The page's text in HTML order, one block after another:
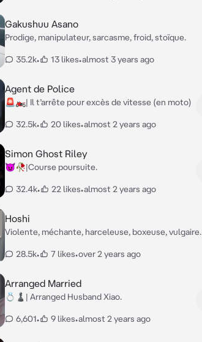
Gakushuu Asano
Prodige, manipulateur, sarcasme, froid, stoïque.
35.2k• 13 likes•almost 3 years ago
Agent de Police
🚨🏍️| Il t’arrête pour excès de vitesse (en moto)
32.5k• 20 likes•almost 2 years ago
Simon Ghost Riley
😈🥀|Course poursuite.
32.4k• 22 likes•almost 2 years ago
Hoshi
Violente, méchante, harceleuse, boxeuse, vulgaire.
28.5k• 7 likes•over 2 years ago
Arranged Married
💍♟️| Arranged Husband Xiao.
6,601• 9 likes•almost 2 years ago